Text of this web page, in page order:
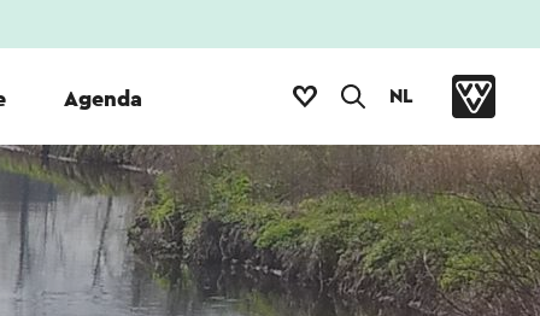
Agenda NL